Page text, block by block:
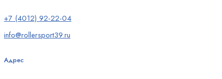
+7 (4012) 92-22-04
info@rollersport39.ru
Адрес